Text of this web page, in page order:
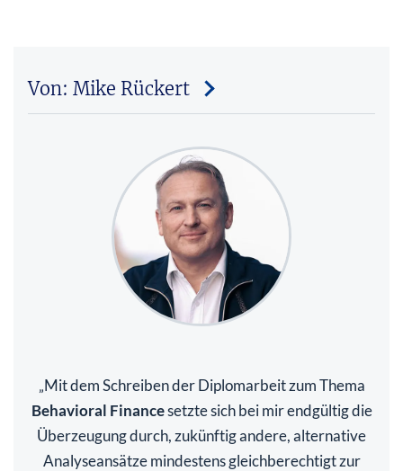
Von: Mike Rückert
Mit dem Schreiben der Diplomarbeit zum Thema
Behavioral Financesetzte sich bei mir endgültig die
Überzeugung durch, zukünftig andere, alternative
Analyseansätze mindestens gleichberechtigt zur